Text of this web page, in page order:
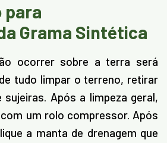
para
Grama Sintética
ocorrer sobre a terra será
tudo limpar o terreno, retirar
sujeiras. Após a limpeza geral,
um rolo compressor. Após
a manta de drenagem que